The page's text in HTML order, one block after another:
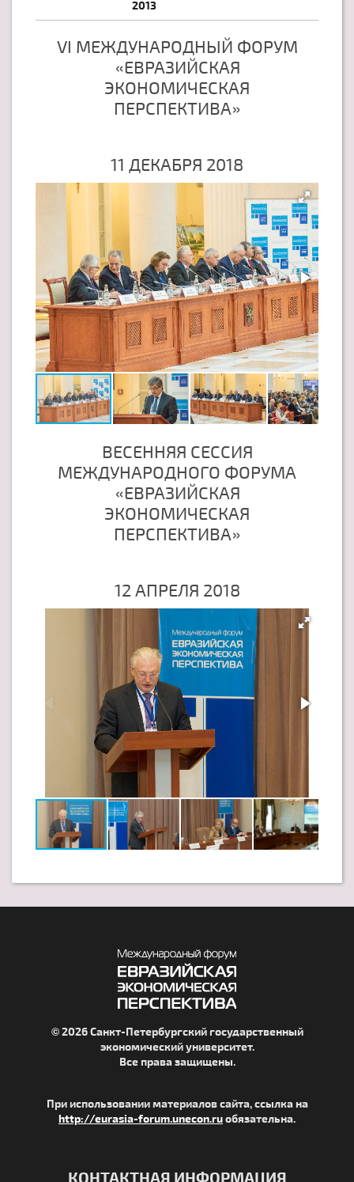
2013
VI МЕЖДУНАРОДНЫЙ ФОРУМ
«ЕВРАЗИЙСКАЯ
ЭКОНОМИЧЕСКАЯ
ПЕРСПЕКТИВА»
11 ДЕКАБРЯ 2018
ВЕСЕННЯЯ СЕССИЯ
МЕЖДУНАРОДНОГО ФОРУМА
«ЕВРАЗИЙСКАЯ
ЭКОНОМИЧЕСКАЯ
ПЕРСПЕКТИВА»
12 АПРЕЛЯ 2018
© 2026 Санкт-Петербургский государственный
экономический университет.
Все права защищены.
При использовании материалов сайта, ссылка на
http://eurasia-forum.unecon.ruобязательна.
КОНТАКТНАЯ ИНФОРМАЦИЯ